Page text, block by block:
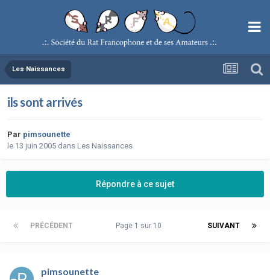
Les Naissances
ils sont arrivés
Par pimsounette
le 13 juin 2005 dans Les Naissances
Répondre à ce sujet
PRÉCÉDENT SUIVANT
Page 1 sur 10
pimsounette